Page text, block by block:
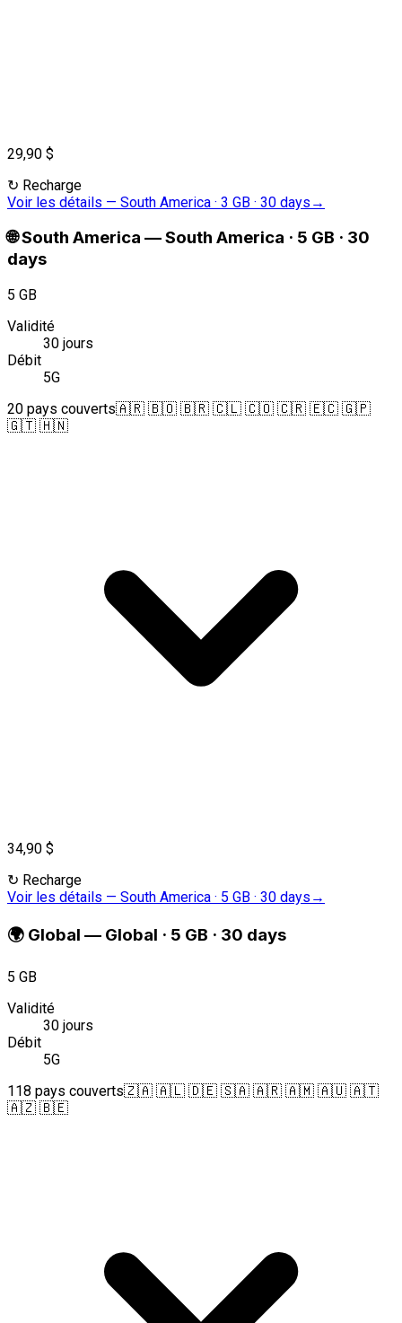
29,90 $
↻ Recharge
Voir les détails — South America · 3 GB · 30 days →
🌐South America —South America · 5 GB · 30
days
5 GB
Validité
30 jours
Débit
5G
20 pays couverts🇦🇷 🇧🇴 🇧🇷 🇨🇱 🇨🇴 🇨🇷 🇪🇨 🇬🇵
🇬🇹 🇭🇳
34,90 $
↻ Recharge
Voir les détails — South America · 5 GB · 30 days →
🌍 Global — Global · 5 GB · 30 days
5 GB
Validité
30 jours
Débit
5G
118 pays couverts🇿🇦 🇦🇱 🇩🇪 🇸🇦 🇦🇷 🇦🇲 🇦🇺 🇦🇹
🇦🇿 🇧🇪